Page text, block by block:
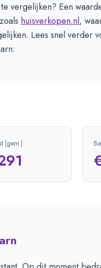
vergelijken? Een
huisverkopen.nl,
Lees snel verder
(gem.)